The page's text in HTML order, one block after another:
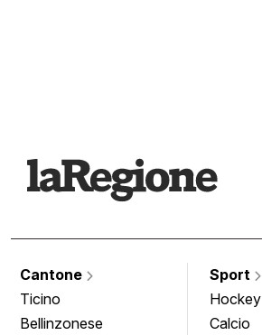
Cantone
Ticino
Bellinzonese
Sport
Hockey
Calcio